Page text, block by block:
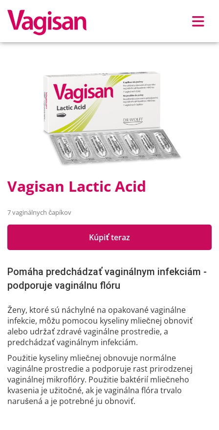
Vagisan Lactic Acid
7 vaginálnych čapíkov
Kúpiť teraz
Pomáha predchádzať vaginálnym infekciám -
podporuje vaginálnu flóru
Ženy, ktoré sú náchylné na opakované vaginálne
infekcie, môžu pomocou kyseliny mliečnej obnoviť
alebo udržať zdravé vaginálne prostredie, a
predchádzať vaginálnym infekciám.
Použitie kyseliny mliečnej obnovuje normálne
vaginálne prostredie a podporuje rast prirodzenej
vaginálnej mikroflóry. Použitie baktérií mliečneho
kvasenia je užitočné, ak je vaginálna flóra trvalo
narušená a je potrebné ju obnoviť.